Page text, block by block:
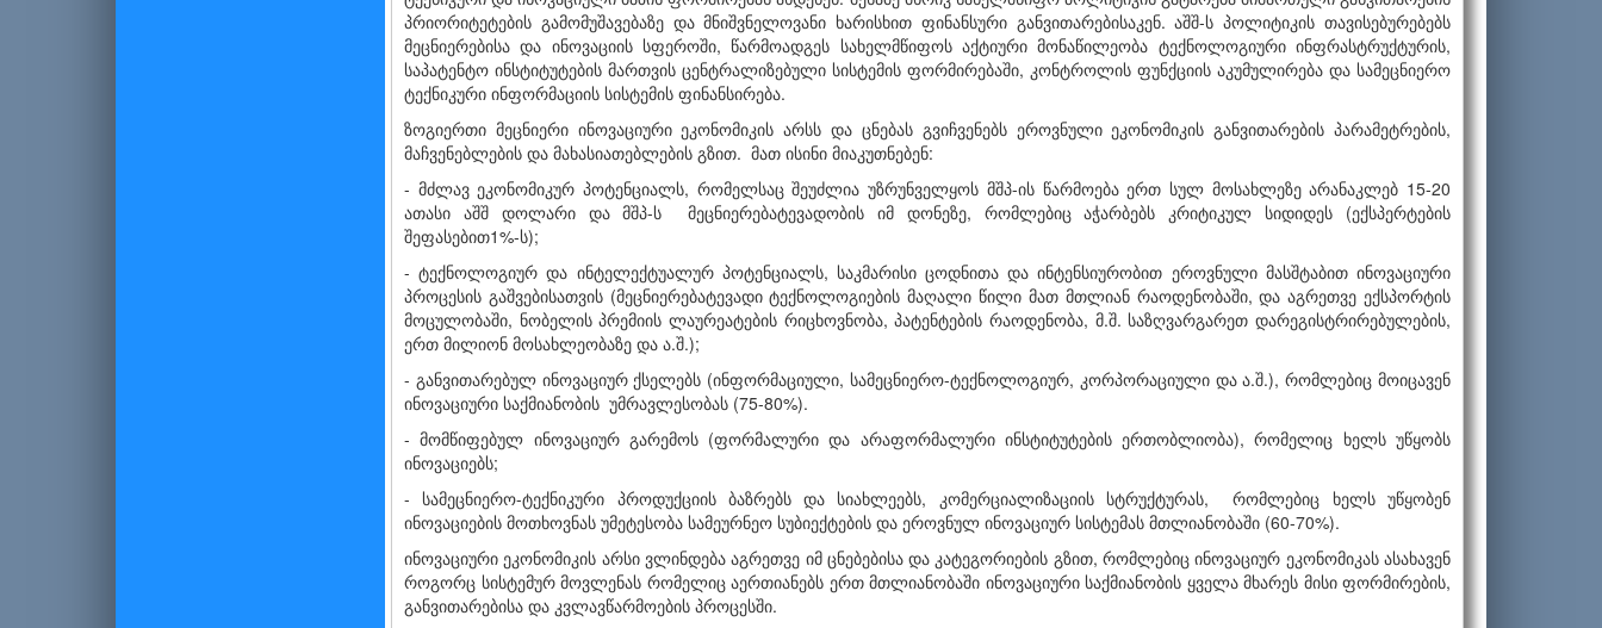
პრიორიტეტების გამომუშავებაზე და მნიშვნელოვანი ხარისხით ფინანსური განვითარებისაკენ. აშშ-ს პოლიტიკის თავისებურებებს
მეცნიერებისა და ინოვაციის სფეროში, წარმოადგეს სახელმწიფოს აქტიური მონაწილეობა ტექნოლოგიური ინფრასტრუქტურის,
საპატენტო ინსტიტუტების მართვის ცენტრალიზებული სისტემის ფორმირებაში, კონტროლის ფუნქციის აკუმულირება და სამეცნიერო
ტექნიკური ინფორმაციის სისტემის ფინანსირება.
ზოგიერთი მეცნიერი ინოვაციური ეკონომიკის არსს და ცნებას გვიჩვენებს ეროვნული ეკონომიკის განვითარების პარამეტრების,
მაჩვენებლების და მახასიათებლების გზით. მათ ისინი მიაკუთნებენ:
- მძლავ ეკონომიკურ პოტენციალს, რომელსაც შეუძლია უზრუნველყოს მშპ-ის წარმოება ერთ სულ მოსახლეზე არანაკლებ 15-20
ათასი აშშ დოლარი და მშპ-ს მეცნიერებატევადობის იმ დონეზე, რომლებიც აჭარბებს კრიტიკულ სიდიდეს (ექსპერტების
შეფასებით1%-ს);
- ტექნოლოგიურ და ინტელექტუალურ პოტენციალს, საკმარისი ცოდნითა და ინტენსიურობით ეროვნული მასშტაბით ინოვაციური
პროცესის გაშვებისათვის (მეცნიერებატევადი ტექნოლოგიების მაღალი წილი მათ მთლიან რაოდენობაში, და აგრეთვე ექსპორტის
მოცულობაში, ნობელის პრემიის ლაურეატების რიცხოვნობა, პატენტების რაოდენობა, მ.შ. საზღვარგარეთ დარეგისტრირებულების,
ერთ მილიონ მოსახლეობაზე და ა.შ.);
- განვითარებულ ინოვაციურ ქსელებს (ინფორმაციული, სამეცნიერო-ტექნოლო­გიურ, კორპორაციული და ა.შ.), რომლებიც მოიცავენ
ინოვაციური საქმიანობის უმრავლესობას (75-80%).
- მომწიფებულ ინოვაციურ გარემოს (ფორმალური და არაფორმალური ინსტი­ტუ­ტების ერთობლიობა), რომელიც ხელს უწყობს
ინოვაციებს;
- სამეცნიერო-ტექნიკური პროდუქციის ბაზრებს და სიახლეებს, კომერციალიზა­ციის სტრუქტურას, რომლებიც ხელს უწყობენ
ინოვაციების მოთხოვნას უმეტესობა სამეურნეო სუბიექტების და ეროვნულ ინოვაციურ სისტემას მთლიანობაში (60-70%).
ინოვაციური ეკონომიკის არსი ვლინდება აგრეთვე იმ ცნებებისა და კატეგო­რიების გზით, რომლებიც ინოვაციურ ეკონომიკას ასახავენ
როგორც სისტემურ მოვლენას რომელიც აერთიანებს ერთ მთლიანობაში ინოვაციური საქმიანობის ყველა მხარეს მისი ფორმირების,
განვითარებისა და კვლავწარმოების პროცესში.